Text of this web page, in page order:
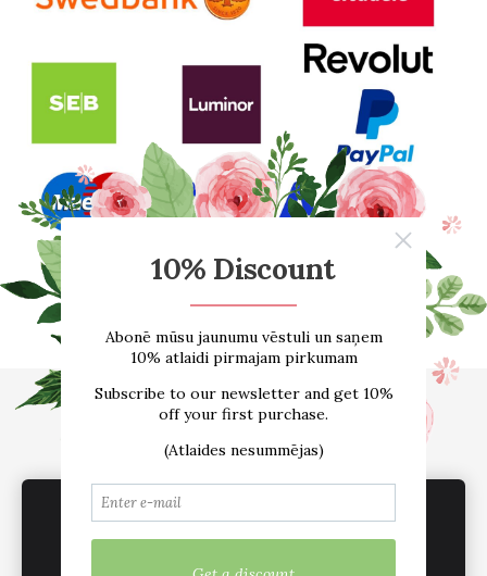
E-VEIKALS
Par mums
Atsauksmes
Blogs
Izmēru tabula
Kontakti
Piegāde
Noteikumi